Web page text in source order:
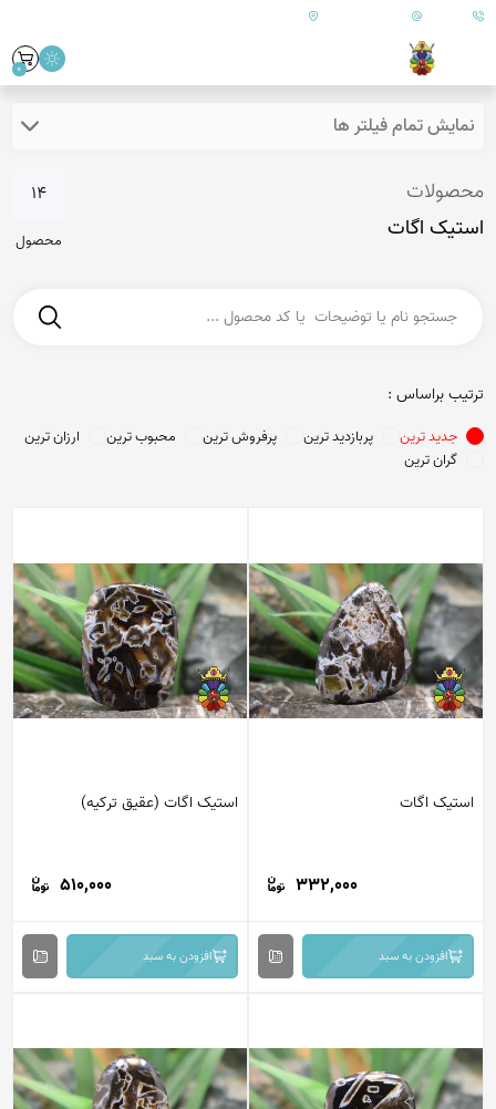
09179890157 ایران - فارس - کازرون
0
نمایش تمام فیلتر ها
محصولات
استیک اگات
14
محصول
ترتیب براساس :
جدید ترین پربازدید ترین پرفروش ترین محبوب ترین
ارزان ترین
گران ترین
استیک اگات
332,000
افزودن به سبد
استیک اگات (عقیق ترکیه)
510,000
افزودن به سبد